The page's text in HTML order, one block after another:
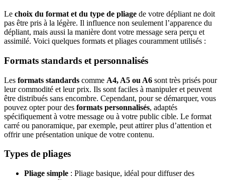
Le choix du format et du type de pliage de votre dépliant ne doit
pas être pris à la légère. Il influence non seulement l’apparence du
dépliant, mais aussi la manière dont votre message sera perçu et
assimilé. Voici quelques formats et pliages couramment utilisés :
Formats standards et personnalisés
Les formats standards comme A4, A5 ou A6 sont très prisés pour
leur commodité et leur prix. Ils sont faciles à manipuler et peuvent
être distribués sans encombre. Cependant, pour se démarquer, vous
pouvez opter pour des formats personnalisés, adaptés
spécifiquement à votre message ou à votre public cible. Le format
carré ou panoramique, par exemple, peut attirer plus d’attention et
offrir une présentation unique de votre contenu.
Types de pliages
Pliage simple : Pliage basique, idéal pour diffuser des